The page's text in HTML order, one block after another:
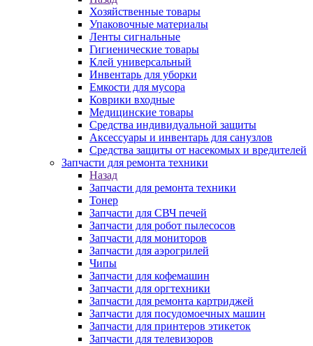
Хозяйственные товары
Упаковочные материалы
Ленты сигнальные
Гигиенические товары
Клей универсальный
Инвентарь для уборки
Емкости для мусора
Коврики входные
Медицинские товары
Средства индивидуальной защиты
Аксессуары и инвентарь для санузлов
Средства защиты от насекомых и вредителей
Запчасти для ремонта техники
Назад
Запчасти для ремонта техники
Тонер
Запчасти для СВЧ печей
Запчасти для робот пылесосов
Запчасти для мониторов
Запчасти для аэрогрилей
Чипы
Запчасти для кофемашин
Запчасти для оргтехники
Запчасти для ремонта картриджей
Запчасти для посудомоечных машин
Запчасти для принтеров этикеток
Запчасти для телевизоров